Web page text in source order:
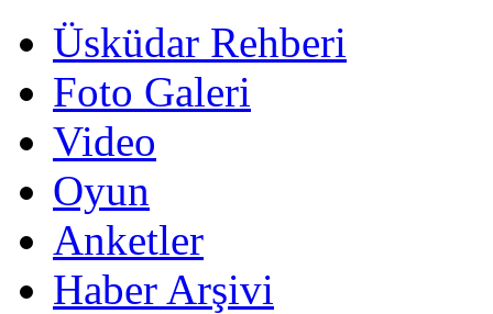
Üsküdar Rehberi
Foto Galeri
Video
Oyun
Anketler
Haber Arşivi